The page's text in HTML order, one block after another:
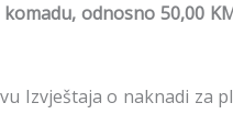
odnosno 50,00
Izvještaja o naknadi za